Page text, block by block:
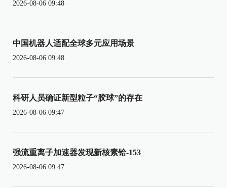
2026-08-06 09:48
中国机器人适配全球多元应用场景
2026-08-06 09:48
科研人员确证新型粒子“胶球”的存在
2026-08-06 09:47
强流重离子加速器发现新核素铪-153
2026-08-06 09:47